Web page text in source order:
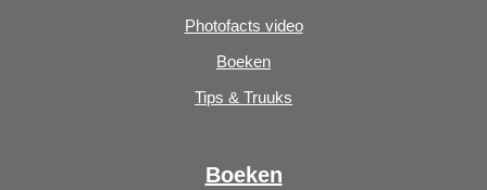
Photofacts video
Boeken
Tips & Truuks
Boeken